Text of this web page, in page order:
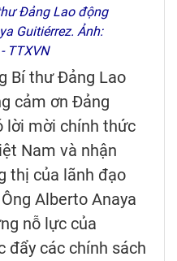
Đảng Lao động
Guitiérrez. Ảnh:
TTXVN
Bí thư Đảng Lao
cảm ơn Đảng
lời mời chính thức
Nam và nhận
thị của lãnh đạo
Alberto Anaya
nỗ lực của
đẩy các chính sách